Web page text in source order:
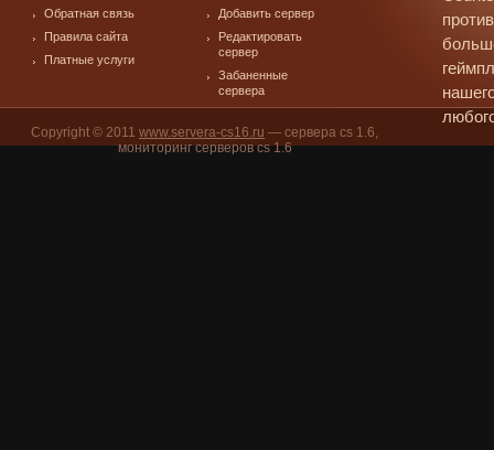
Обратная связь
Правила сайта
Платные услуги
Добавить сервер
Редактировать
сервер
Забаненные
сервера
Copyright © 2011 www.servera-cs16.ru — сервера cs 1.6,
мониторинг серверов cs 1.6